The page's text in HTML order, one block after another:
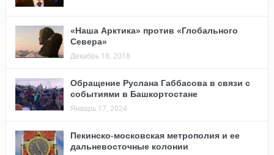
«Наша Арктика» против «Глобального
Севера»
Декабрь 18, 2018
Обращение Руслана Габбасова в связи с
событиями в Башкортостане
Январь 17, 2024
Пекинско-московская метрополия и ее
дальневосточные колонии